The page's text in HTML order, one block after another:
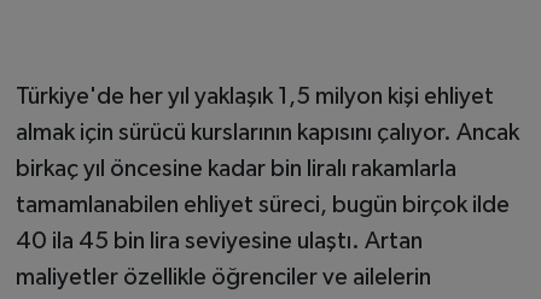
Türkiye'de her yıl yaklaşık 1,5 milyon kişi ehliyet
almak için sürücü kurslarının kapısını çalıyor. Ancak
birkaç yıl öncesine kadar bin liralı rakamlarla
tamamlanabilen ehliyet süreci, bugün birçok ilde
40 ila 45 bin lira seviyesine ulaştı. Artan
maliyetler özellikle öğrenciler ve ailelerin